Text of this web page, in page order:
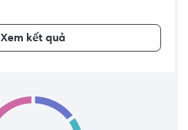
Xem kết quả